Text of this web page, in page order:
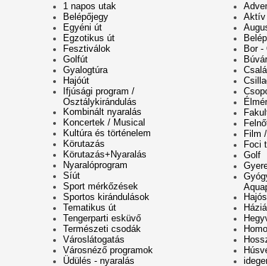
1 napos utak
Belépőjegy
Egyéni út
Egzotikus út
Fesztiválok
Golfút
Gyalogtúra
Hajóút
Ifjúsági program /
Osztálykirándulás
Kombinált nyaralás
Koncertek / Musical
Kultúra és történelem
Körutazás
Körutazás+Nyaralás
Nyaralóprogram
Síút
Sport mérkőzések
Sportos kirándulások
Tematikus út
Tengerparti esküvő
Természeti csodák
Városlátogatás
Városnéző programok
Üdülés - nyaralás
Aktív
Bor -
Film
Foci
Golf